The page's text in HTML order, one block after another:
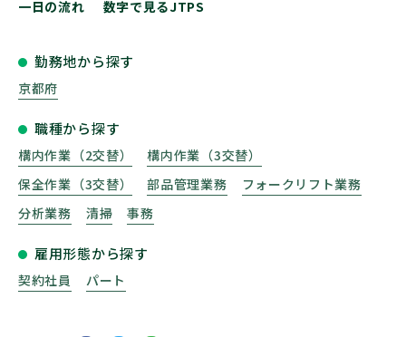
一日の流れ
数字で見るJTPS
勤務地から探す
京都府
職種から探す
構内作業（2交替）
構内作業（3交替）
保全作業（3交替）
部品管理業務
フォークリフト業務
分析業務
清掃 事務
雇用形態から探す
契約社員 パート